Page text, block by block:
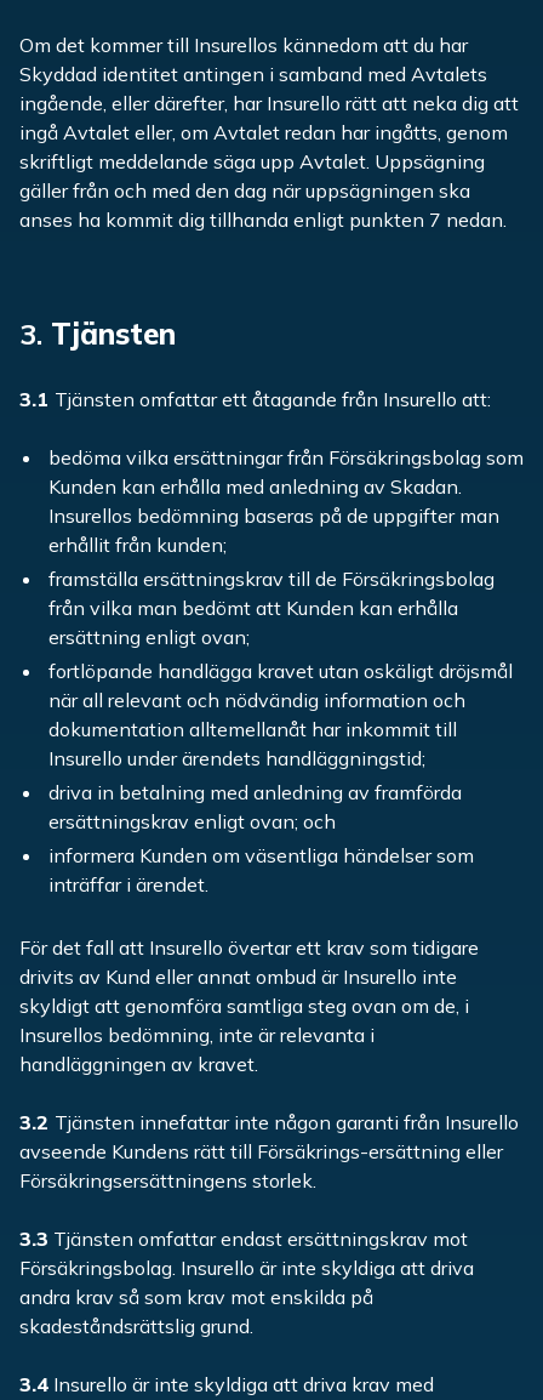
Om det kommer till Insurellos kännedom att du har
Skyddad identitet antingen i samband med Avtalets
ingående, eller därefter, har Insurello rätt att neka dig att
ingå Avtalet eller, om Avtalet redan har ingåtts, genom
skriftligt meddelande säga upp Avtalet. Uppsägning
gäller från och med den dag när uppsägningen ska
anses ha kommit dig tillhanda enligt punkten 7 nedan.
3. Tjänsten
3.1 Tjänsten omfattar ett åtagande från Insurello att:
bedöma vilka ersättningar från Försäkringsbolag som
Kunden kan erhålla med anledning av Skadan.
Insurellos bedömning baseras på de uppgifter man
erhållit från kunden;
framställa ersättningskrav till de Försäkringsbolag
från vilka man bedömt att Kunden kan erhålla
ersättning enligt ovan;
fortlöpande handlägga kravet utan oskäligt dröjsmål
när all relevant och nödvändig information och
dokumentation alltemellanåt har inkommit till
Insurello under ärendets handläggningstid;
driva in betalning med anledning av framförda
ersättningskrav enligt ovan; och
informera Kunden om väsentliga händelser som
inträffar i ärendet.
För det fall att Insurello övertar ett krav som tidigare
drivits av Kund eller annat ombud är Insurello inte
skyldigt att genomföra samtliga steg ovan om de, i
Insurellos bedömning, inte är relevanta i
handläggningen av kravet.
3.2 Tjänsten innefattar inte någon garanti från Insurello
avseende Kundens rätt till Försäkrings-ersättning eller
Försäkringsersättningens storlek.
3.3 Tjänsten omfattar endast ersättningskrav mot
Försäkringsbolag. Insurello är inte skyldiga att driva
andra krav så som krav mot enskilda på
skadeståndsrättslig grund.
3.4 Insurello är inte skyldiga att driva krav med